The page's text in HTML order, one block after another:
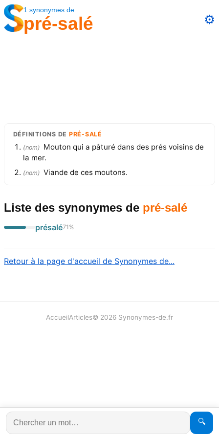
1 synonymes de
pré-salé ⚙️
DÉFINITIONS DE PRÉ-SALÉ
(nom) Mouton qui a pâturé dans des prés voisins de
la mer.
(nom) Viande de ces moutons.
Liste des synonymes de pré-salé
présalé71 %
Retour à la page d'accueil de Synonymes de...
🔍
AccueilArticles© 2026 Synonymes-de.fr